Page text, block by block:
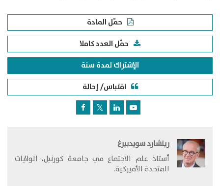
حمّل المادة
حمّل العدد كاملا
الإشتراك لمدة سنة
اقتباس/ إحالة
ريتشارد سويدبيرغ
​أستاذ علم الاجتماع في جامعة كورنيل، الولايات
المتحدة الأميركية.